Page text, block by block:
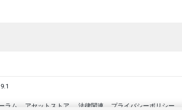
ラム アセットストア 法律関連 プライバシーポリシー